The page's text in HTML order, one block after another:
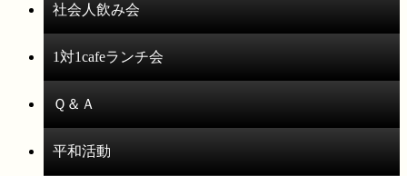
社会人飲み会
1対1cafeランチ会
Ｑ＆Ａ
平和活動